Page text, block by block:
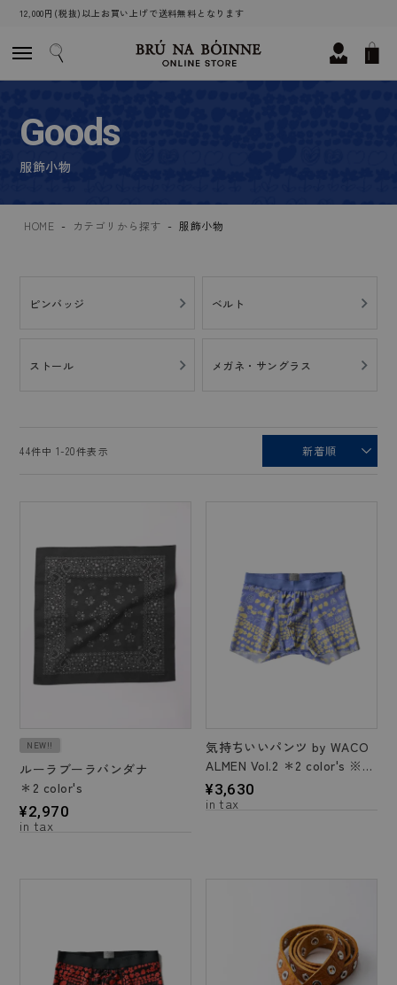
12,000円(税抜)以上お買い上げで送料無料となります
Goods
服飾小物
HOME カテゴリから探す 服飾小物
ピンバッジ ベルト
ストール メガネ・サングラス
新着順
44件中 1-20件表示
NEW!!
ルーラブーラバンダナ
＊2 color's
¥2,970
気持ちいいパンツ by WACO
ALMEN Vol.2 ＊2 color's ※M
/ Lサイズ
¥3,630